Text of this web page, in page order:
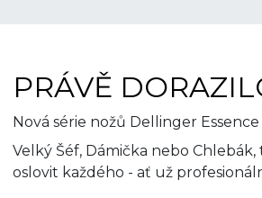
PRÁVĚ
Nová série nožů Dellinger
Velký Šéf, Dámička nebo
oslovit každého - ať už